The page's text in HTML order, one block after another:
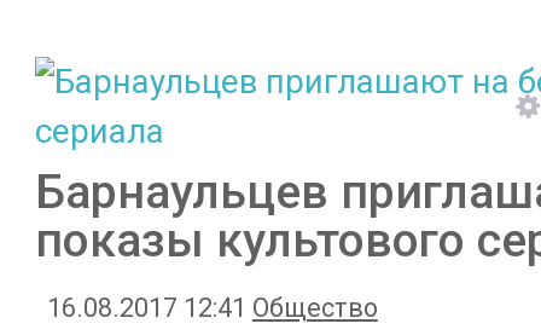
Барнаульцев
показы культового
16.08.2017 12:41 Общество